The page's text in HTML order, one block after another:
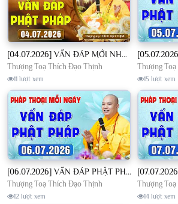
[04.07.2026] VẤN ĐÁP MỚI NHẤT - Pháp Hội Địa Tạng Chùa Khai Nguyên | TT. Thích Đạo Thịnh
Thượng Toạ Thích Đạo Thịnh
11 lượt xem
Thượng
15 lượt xem
[06.07.2026] VẤN ĐÁP PHẬT PHÁP - Nghe Thầy giảng Pháp mỗi ngày CÔNG ĐỨC VÔ LƯỢNG│TT. Thích Đạo Thịnh
Thượng Toạ Thích Đạo Thịnh
12 lượt xem
Thượng
14 lượt xem